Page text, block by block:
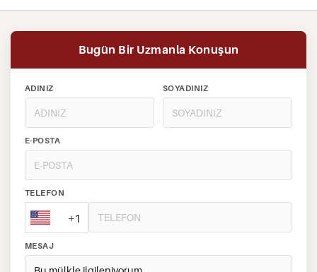
Bugün Bir Uzmanla Konuşun
ADINIZ SOYADINIZ
E-POSTA
TELEFON
+1
MESAJ